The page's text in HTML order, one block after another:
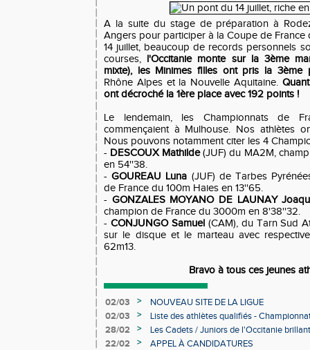
A la suite du stage de préparation à
Angers pour participer à la Coupe de France
14 juillet, beaucoup de records personnels
courses, l'Occitanie monte sur la 3ème
mixte), les Minimes filles ont pris la 3ème
Rhône Alpes et la Nouvelle Aquitaine.
ont décroché la 1ère place avec 192 points !
Le lendemain, les Championnats de
commençaient à Mulhouse. Nos athlètes
Nous pouvons notamment citer les 4
- DESCOUX Mathilde(JUF) du MA2M,
en 54''38.
-GOUREAU Luna (JUF) de Tarbes
de France du 100m Haies en 13''65.
- GONZALES MOYANO DE LAUNAY
champion de France du 3000m en 8'38''32.
- CONJUNGO Samuel(CAM), du Tarn Sud
sur le disque et le marteau avec
62m13.
Bravo à tous ces jeunes
02/03 >
NOUVEAU SITE DE LA LIGUE
02/03
>
Liste des athlètes qualifiés -
Individuels en salle
28/02 >
Les Cadets / Juniors de l'Occitanie
22/02
>
APPEL À CANDIDATURES